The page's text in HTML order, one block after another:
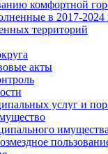
комфортной
в 2017-2024
территорий
акты
услуг и
имущества